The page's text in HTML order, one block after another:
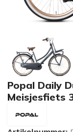
Popal Daily
Meisjesfiets